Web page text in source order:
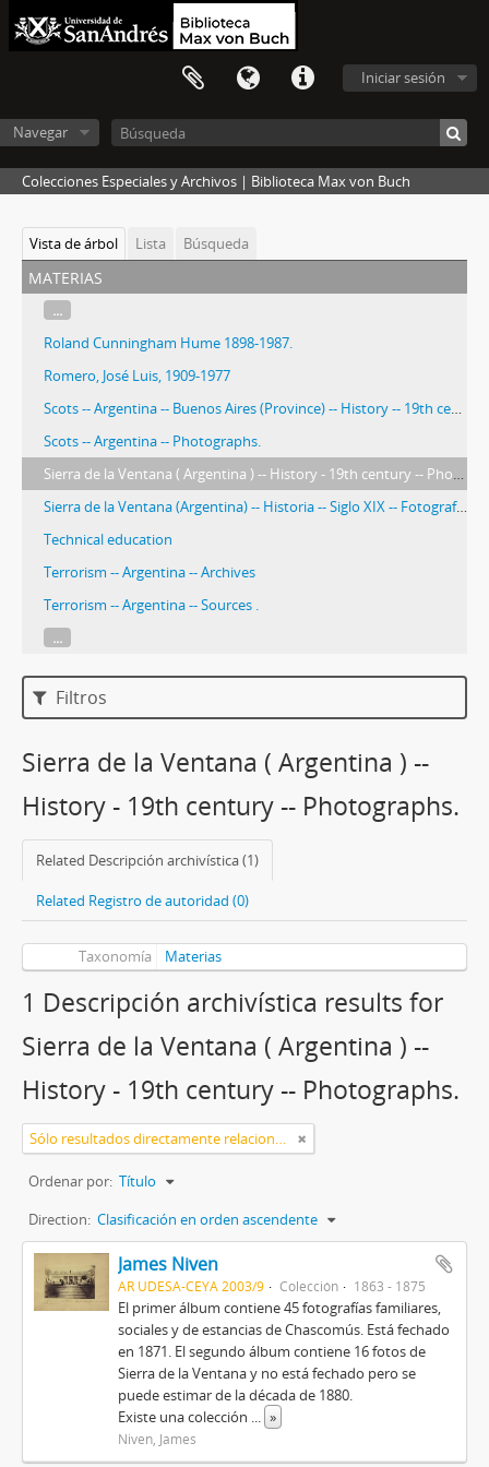
Iniciar sesión
Navegar
Colecciones Especiales y Archivos | Biblioteca Max von Buch
Vista de árbol Lista Búsqueda
materias
...
Roland Cunningham Hume 1898-1987.
Romero, José Luis, 1909-1977
Scots -- Argentina -- Buenos Aires (Province) -- History -- 19th century
Scots -- Argentina -- Photographs.
Sierra de la Ventana ( Argentina ) -- History - 19th century -- Photographs.
Sierra de la Ventana (Argentina) -- Historia -- Siglo XIX -- Fotografías.
Technical education
Terrorism -- Argentina -- Archives
Terrorism -- Argentina -- Sources .
...
Filtros
Sierra de la Ventana ( Argentina ) --
History - 19th century -- Photographs.
Related Descripción archivística (1)
Related Registro de autoridad (0)
Taxonomía Materias
1 Descripción archivística results for
Sierra de la Ventana ( Argentina ) --
History - 19th century -- Photographs.
Sólo resultados directamente relacionados
Ordenar por: Título
Direction: Clasificación en orden ascendente
James Niven
AR UDESA-CEYA 2003/9 Colección 1863 - 1875
El primer álbum contiene 45 fotografías familiares,
sociales y de estancias de Chascomús. Está fechado
en 1871. El segundo álbum contiene 16 fotos de
Sierra de la Ventana y no está fechado pero se
puede estimar de la década de 1880.
Existe una colección ... »
Niven, James